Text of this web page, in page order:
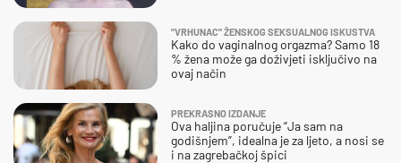
"VRHUNAC" ŽENSKOG SEKSUALNOG ISKUSTVA
Kako do vaginalnog orgazma? Samo 18
% žena može ga doživjeti isključivo na
ovaj način
PREKRASNO IZDANJE
Ova haljina poručuje “Ja sam na
godišnjem”, idealna je za ljeto, a nosi se
i na zagrebačkoj špici